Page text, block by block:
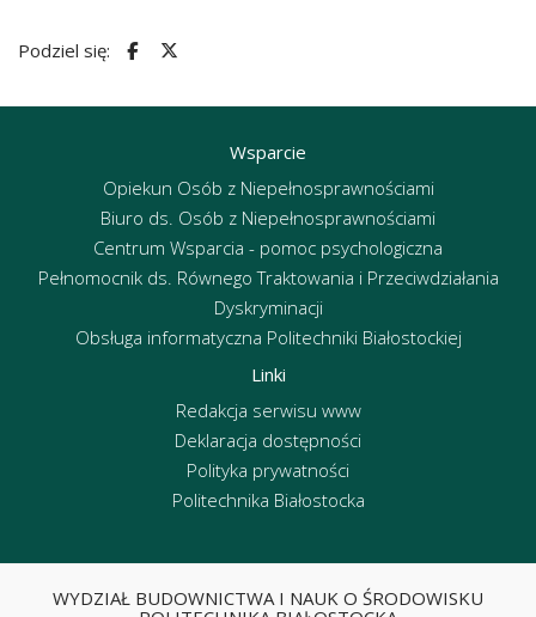
Podziel się:
Wsparcie
Opiekun Osób z Niepełnosprawnościami
Biuro ds. Osób z Niepełnosprawnościami
Centrum Wsparcia - pomoc psychologiczna
Pełnomocnik ds. Równego Traktowania i Przeciwdziałania
Dyskryminacji
Obsługa informatyczna Politechniki Białostockiej
Linki
Redakcja serwisu www
Deklaracja dostępności
Polityka prywatności
Politechnika Białostocka
WYDZIAŁ BUDOWNICTWA I NAUK O ŚRODOWISKU